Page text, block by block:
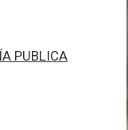
PUBLICA